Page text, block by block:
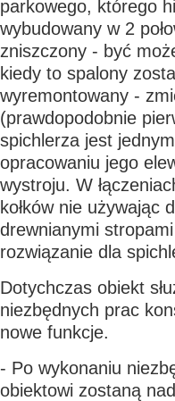
parkowego, którego
wybudowany w 2
zniszczony - być
kiedy to spalony
wyremontowany -
(prawdopodobnie
spichlerza jest
opracowaniu jego
wystroju. W
kołków nie używając
drewnianymi
rozwiązanie dla
Dotychczas obiekt
niezbędnych prac
nowe funkcje.
- Po wykonaniu
obiektowi zostaną